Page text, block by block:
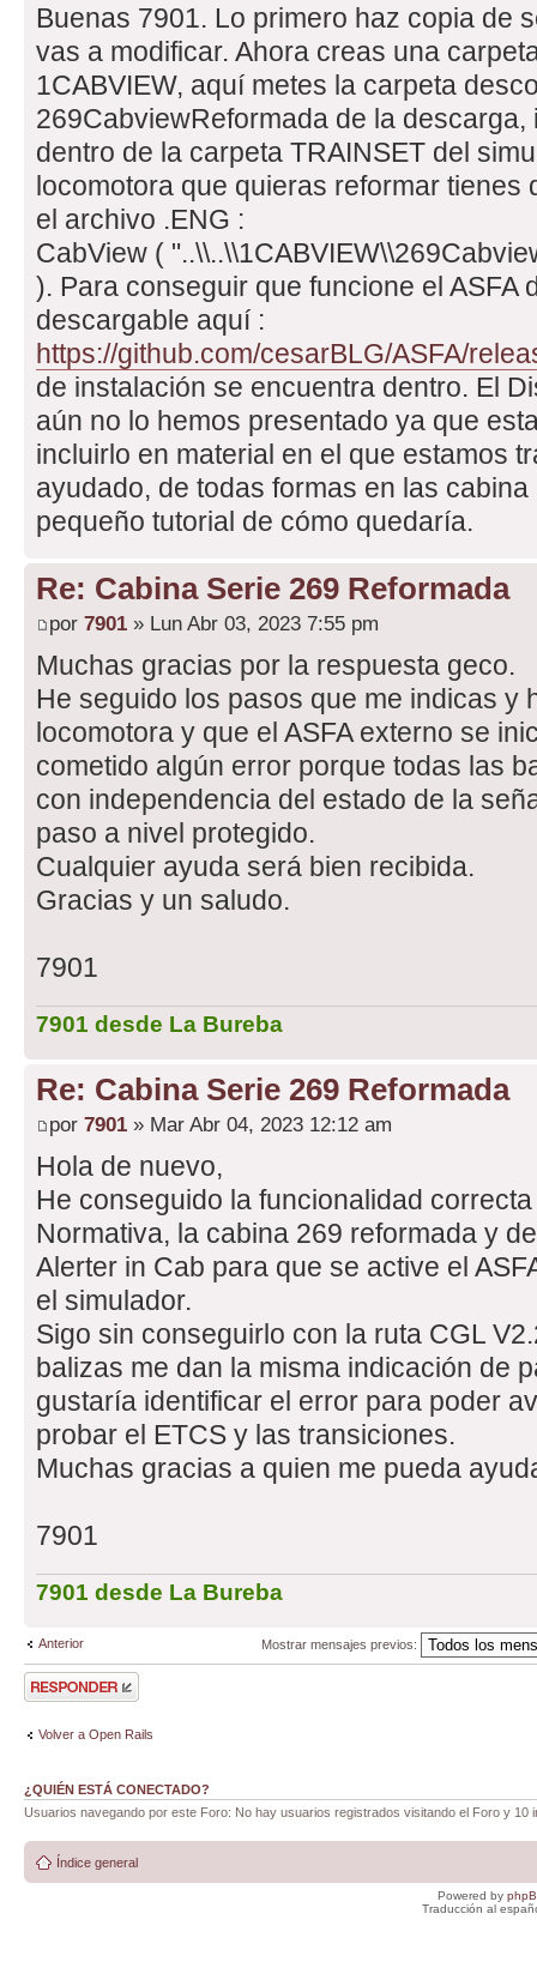
Buenas 7901. Lo primero haz copia de
vas a modificar. Ahora creas una
1CABVIEW, aquí metes la carpeta
269CabviewReformada de la descarga,
dentro de la carpeta TRAINSET del
locomotora que quieras reformar tienes
el archivo .ENG :
CabView (
). Para conseguir que funcione el ASFA
descargable aquí :
https://github.com/cesarBLG/ASFA/
de instalación se encuentra dentro. El
aún no lo hemos presentado ya que
incluirlo en material en el que estamos
ayudado, de todas formas en las
pequeño tutorial de cómo quedaría.
Re: Cabina Serie 269 Reformada
por 7901 » Lun Abr 03, 2023 7:55 pm
Muchas gracias por la respuesta geco.
He seguido los pasos que me indicas y
locomotora y que el ASFA externo se
cometido algún error porque todas las
con independencia del estado de la
paso a nivel protegido.
Cualquier ayuda será bien recibida.
Gracias y un saludo.
7901
7901 desde La Bureba
Re: Cabina Serie 269 Reformada
por 7901 » Mar Abr 04, 2023 12:12 am
Hola de nuevo,
He conseguido la funcionalidad
Normativa, la cabina 269 reformada y
Alerter in Cab para que se active el
el simulador.
Sigo sin conseguirlo con la ruta CGL
balizas me dan la misma indicación de
gustaría identificar el error para poder
probar el ETCS y las transiciones.
Muchas gracias a quien me pueda
7901
7901 desde La Bureba
Anterior Mostrar mensajes previos:
Publicar una
respuesta
Volver a Open Rails
¿QUIÉN ESTÁ CONECTADO?
Usuarios navegando por este Foro: No hay usuarios registrados visitando el Foro y 10
Índice general
Powered by
Traducción al